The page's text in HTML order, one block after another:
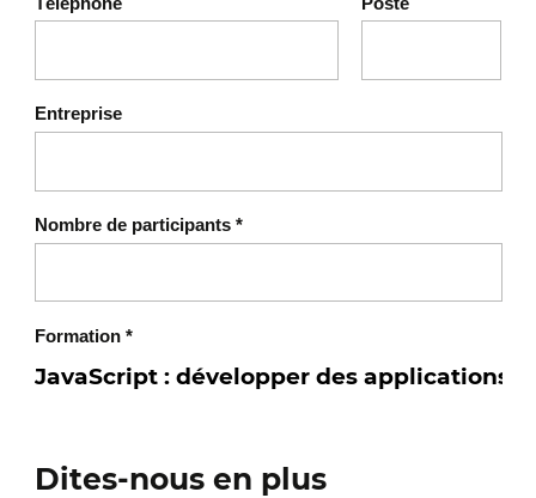
Entreprise
Nombre de participants *
Formation *
Dites-nous en plus